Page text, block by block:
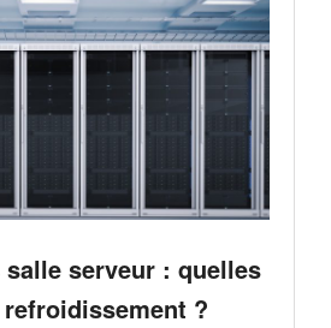
salle serveur : quelles
?